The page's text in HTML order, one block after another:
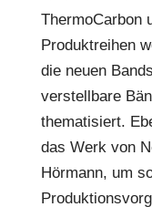
ThermoCarbon
Produktreihen
die neuen
verstellbare
thematisiert.
das Werk von
Hörmann, um